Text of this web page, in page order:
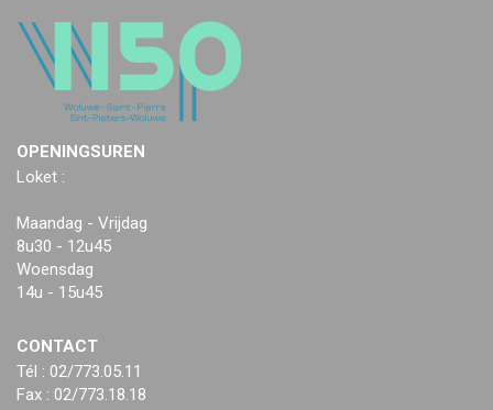
OPENINGSUREN
Loket :
Maandag - Vrijdag
8u30 - 12u45
Woensdag
14u - 15u45
CONTACT
Tél : 02/773.05.11
Fax : 02/773.18.18